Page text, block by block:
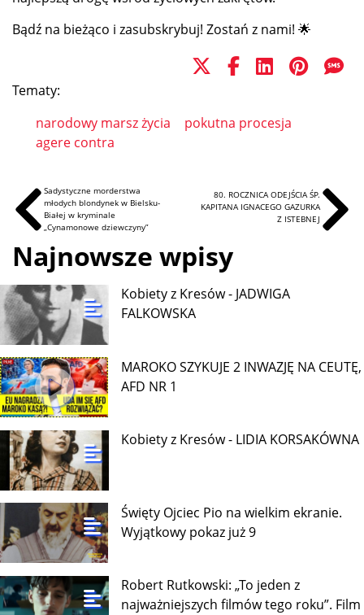
Bądź na bieżąco i zasubskrybuj! Zostań z nami! 🌟
Tematy:
narodowy marsz życia
pokutna procesja
agere contra
Sadystyczne morderstwa
młodych blondynek w Bielsku-
Białej w kryminale
„Cynamonowe dziewczyny”
80. ROCZNICA ODEJŚCIA ŚP.
KAPITANA IGNACEGO GAZURKA
Z ISTEBNEJ
Najnowsze wpisy
Kobiety z Kresów - JADWIGA
FALKOWSKA
MAROKO SZYKUJE 2 INWAZJĘ NA CEUTĘ,
AFD NR 1
Kobiety z Kresów - LIDIA KORSAKÓWNA
Święty Ojciec Pio na wielkim ekranie.
Wyjątkowy pokaz już 9
Robert Rutkowski: „To jeden z
najważniejszych filmów tego roku”. Film